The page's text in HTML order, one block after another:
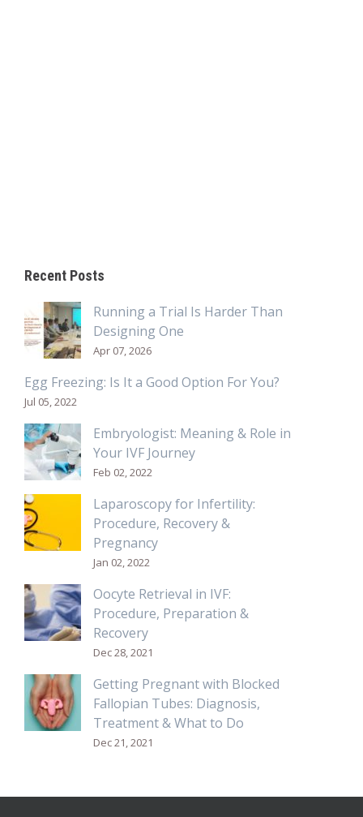
Recent Posts
Running a Trial Is Harder Than
Designing One
Apr 07, 2026
Egg Freezing: Is It a Good Option For You?
Jul 05, 2022
Embryologist: Meaning & Role in
Your IVF Journey
Feb 02, 2022
Laparoscopy for Infertility:
Procedure, Recovery &
Pregnancy
Jan 02, 2022
Oocyte Retrieval in IVF:
Procedure, Preparation &
Recovery
Dec 28, 2021
Getting Pregnant with Blocked
Fallopian Tubes: Diagnosis,
Treatment & What to Do
Dec 21, 2021